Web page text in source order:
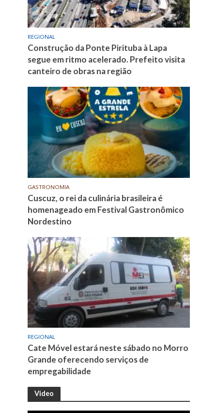
REGIONAL
Construção da Ponte Pirituba à Lapa
segue em ritmo acelerado. Prefeito visita
canteiro de obras na região
GASTRONOMIA
Cuscuz, o rei da culinária brasileira é
homenageado em Festival Gastronômico
Nordestino
REGIONAL
Cate Móvel estará neste sábado no Morro
Grande oferecendo serviços de
empregabilidade
Video